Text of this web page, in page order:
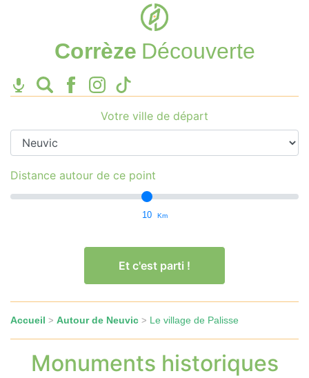
Corrèze Découverte
Votre ville de départ
Distance autour de ce point
10 Km
Et c'est parti !
Accueil > Autour de Neuvic > Le village de Palisse
Monuments historiques